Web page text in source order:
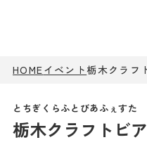
HOMEイベント栃木クラフ
栃木クラフトビ